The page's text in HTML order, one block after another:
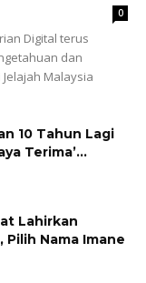
0
Digital terus
dan
Malaysia
10 Tahun Lagi
Terima’...
Lahirkan
Pilih Nama Imane